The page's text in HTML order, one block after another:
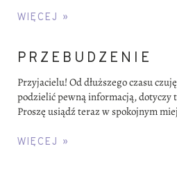
WIĘCEJ »
PRZEBUDZENIE
Przyjacielu! Od dłuższego czasu
podzielić pewną informacją, dotyczy
Proszę usiądź teraz w spokojnym
WIĘCEJ »